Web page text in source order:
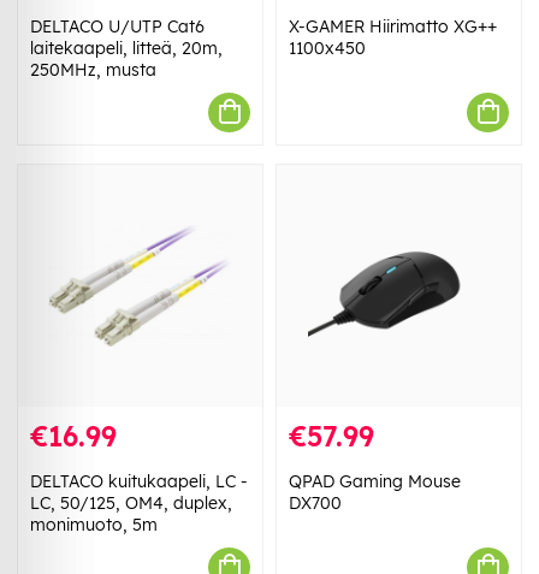
DELTACO U/UTP Cat6
laitekaapeli, litteä, 20m,
250MHz, musta
X-GAMER Hiirimatto XG++
1100x450
€16.99
DELTACO kuitukaapeli, LC -
LC, 50/125, OM4, duplex,
monimuoto, 5m
€57.99
QPAD Gaming Mouse
DX700